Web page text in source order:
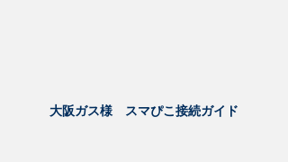
大阪ガス様 スマぴこ接続ガイド